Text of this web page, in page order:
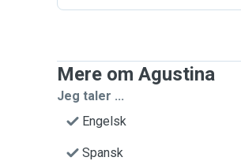
Mere om Agustina
Jeg taler ...
Engelsk
Spansk